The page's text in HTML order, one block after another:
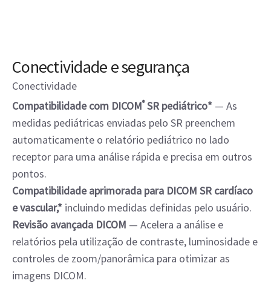
Conectividade e segurança
Conectividade
Compatibilidade com DICOM®SR pediátrico* — As
medidas pediátricas enviadas pelo SR preenchem
automaticamente o relatório pediátrico no lado
receptor para uma análise rápida e precisa em outros
pontos.
Compatibilidade aprimorada para DICOM SR cardíaco
e vascular,* incluindo medidas definidas pelo usuário.
Revisão avançada DICOM — Acelera a análise e
relatórios pela utilização de contraste, luminosidade e
controles de zoom/panorâmica para otimizar as
imagens DICOM.